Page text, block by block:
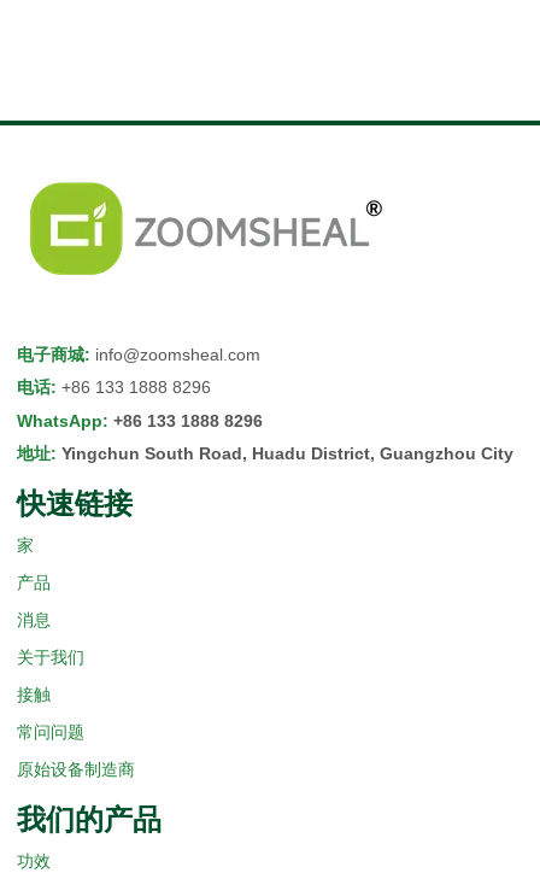
电子商城: info@zoomsheal.com
电话: +86 133 1888 8296
WhatsApp: +86 133 1888 8296
地址: Yingchun South Road, Huadu District, Guangzhou City
快速链接
家
产品
消息
关于我们
接触
常问问题
原始设备制造商
我们的产品
功效